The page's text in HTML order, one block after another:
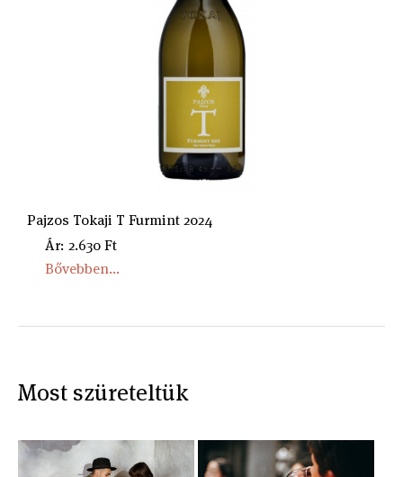
Pajzos Tokaji T Furmint 2024
Ár: 2.630 Ft
Bővebben...
Most szüreteltük